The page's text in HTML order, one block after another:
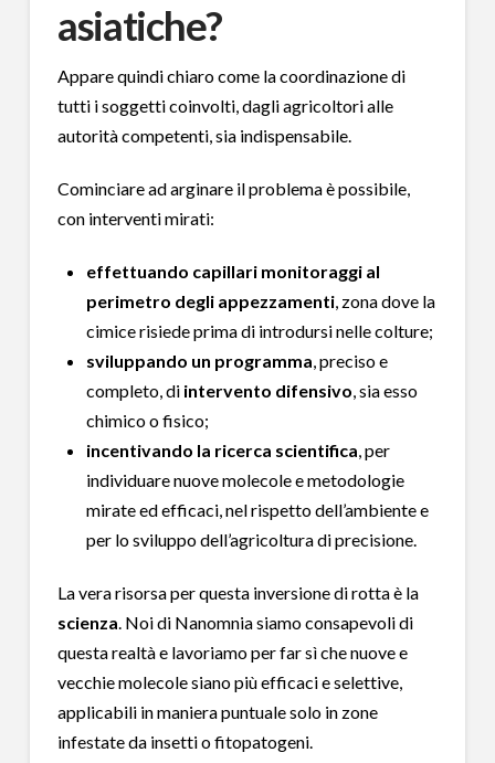
asiatiche?
Appare quindi chiaro come la coordinazione di
tutti i soggetti coinvolti, dagli agricoltori alle
autorità competenti, sia indispensabile.
Cominciare ad arginare il problema è possibile,
con interventi mirati:
effettuando capillari monitoraggi al
perimetro degli appezzamenti , zona dove la
cimice risiede prima di introdursi nelle colture;
sviluppando un programma , preciso e
completo, di intervento difensivo , sia esso
chimico o fisico;
incentivando la ricerca scientifica , per
individuare nuove molecole e metodologie
mirate ed efficaci, nel rispetto dell’ambiente e
per lo sviluppo dell’agricoltura di precisione.
La vera risorsa per questa inversione di rotta è la
scienza . Noi di Nanomnia siamo consapevoli di
questa realtà e lavoriamo per far sì che nuove e
vecchie molecole siano più efficaci e selettive,
applicabili in maniera puntuale solo in zone
infestate da insetti o fitopatogeni.